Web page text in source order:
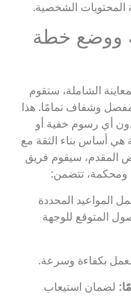
المحتويات الشخصية.
ووضع خطة
الشاملة، ستقوم
وشفاف تمامًا. هذا
أي رسوم خفية أو
هي أساس بناء الثقة مع
المقدم، سيقوم فريق
ومحكمة، تتضمن:
المواعيد المحددة
المتوقع للوجهة
بكفاءة وسرعة.
لضمان استيعاب